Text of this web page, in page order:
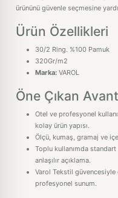
ürününü güvenle seçmesine
Ürün Özellikleri
30/2 Ring. %100 Pamuk
320Gr/m2
Marka: VAROL
Öne Çıkan
Otel ve profesyonel
kolay ürün yapısı.
Ölçü, kumaş, gramaj ve
Toplu kullanımda
anlaşılır açıklama.
Varol Tekstil
profesyonel sunum.